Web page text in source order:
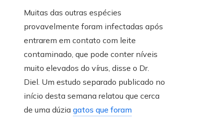
Muitas das outras espécies
provavelmente foram infectadas após
entrarem em contato com leite
contaminado, que pode conter níveis
muito elevados do vírus, disse o Dr.
Diel. Um estudo separado publicado no
início desta semana relatou que cerca
de uma dúzia gatos que foram